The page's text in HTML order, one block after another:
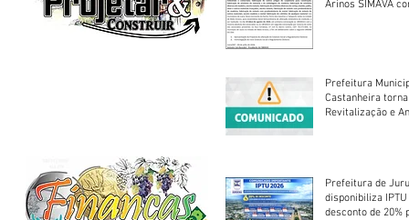
Arinos SIMAVA convoca à
Prefeitura
Castanheira
Revitalização e
Prefeitura de
disponibiliza
desconto de 20%